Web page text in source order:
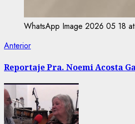
WhatsApp Image 2026 05 18
Navegación
de
entradas
AnteriorEntrada
Reportaje Pra. Noemi Acosta